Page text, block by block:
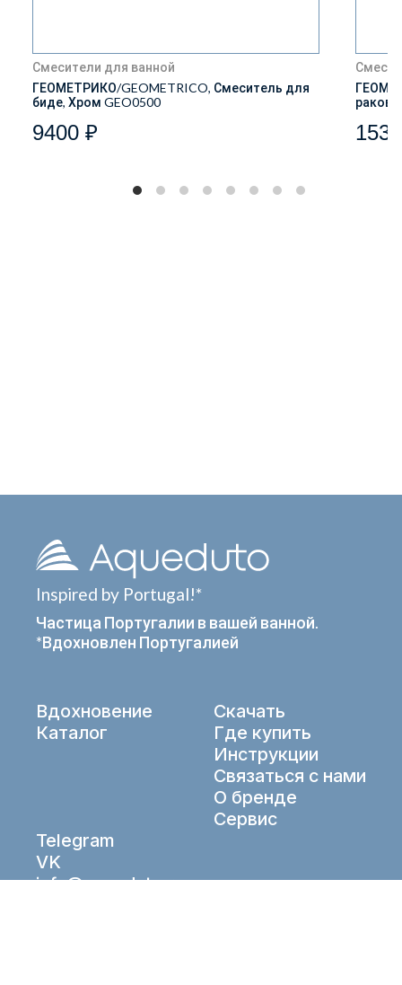
Смесители для ванной
ГЕОМЕТРИКО/GEOMETRICO, Смеситель для
биде, Хром GEO0500
9400 ₽
Inspired by Portugal!*
Частица Португалии в вашей ванной.
*Вдохновлен Португалией
Вдохновение
Каталог
Скачать
Где купить
Инструкции
Связаться с нами
О бренде
Сервис
Telegram
VK
info@aqueduto.ru